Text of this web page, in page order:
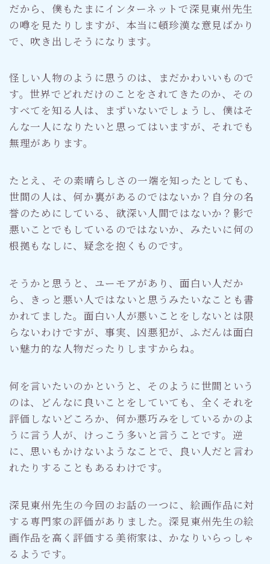
だから、僕もたまにインターネットで深見東州先生
の噂を見たりしますが、本当に頓珍漢な意見ばかり
で、吹き出しそうになります。
怪しい人物のように思うのは、まだかわいいもので
す。世界でどれだけのことをされてきたのか、その
すべてを知る人は、まずいないでしょうし、僕はそ
んな一人になりたいと思ってはいますが、それでも
無理があります。
たとえ、その素晴らしさの一端を知ったとしても、
世間の人は、何か裏があるのではないか？自分の名
誉のためにしている、欲深い人間ではないか？影で
悪いことでもしているのではないか、みたいに何の
根拠もなしに、疑念を抱くものです。
そうかと思うと、ユーモアがあり、面白い人だか
ら、きっと悪い人ではないと思うみたいなことも書
かれてました。面白い人が悪いことをしないとは限
らないわけですが、事実、凶悪犯が、ふだんは面白
い魅力的な人物だったりしますからね。
何を言いたいのかというと、そのように世間という
のは、どんなに良いことをしていても、全くそれを
評価しないどころか、何か悪巧みをしているかのよ
うに言う人が、けっこう多いと言うことです。逆
に、思いもかけないようなことで、良い人だと言わ
れたりすることもあるわけです。
深見東州先生の今回のお話の一つに、絵画作品に対
する専門家の評価がありました。深見東州先生の絵
画作品を高く評価する美術家は、かなりいらっしゃ
るようです。